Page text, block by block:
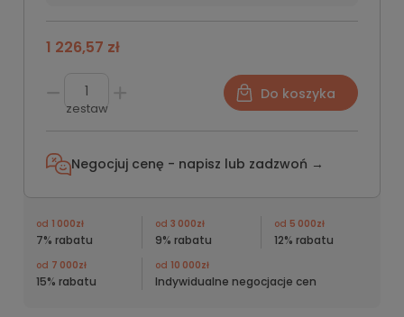
1 226,57 zł
zestaw
Do koszyka
Negocjuj cenę - napisz lub zadzwoń →
od 1 000zł
7% rabatu
od 3 000zł
9% rabatu
od 5 000zł
12% rabatu
od 7 000zł
15% rabatu
od 10 000zł
Indywidualne negocjacje cen